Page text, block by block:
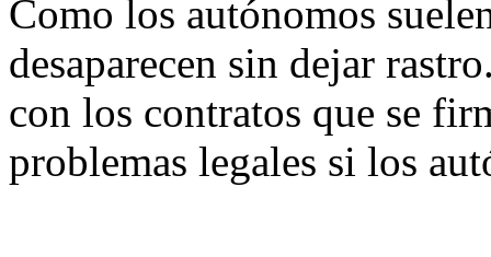
Como los autónomos
desaparecen sin dejar
con los contratos que se
problemas legales si los